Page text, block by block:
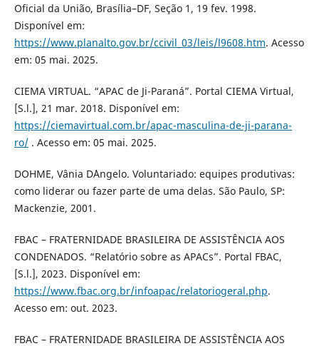
Oficial da União, Brasília–DF, Seção 1, 19 fev. 1998.
Disponível em:
https://www.planalto.gov.br/ccivil_03/leis/l9608.htm. Acesso
em: 05 mai. 2025.
CIEMA VIRTUAL. “APAC de Ji-Paraná”. Portal CIEMA Virtual,
[S.l.], 21 mar. 2018. Disponível em:
https://ciemavirtual.com.br/apac-masculina-de-ji-parana-
ro/. Acesso em: 05 mai. 2025.
DOHME, Vânia D´Angelo. Voluntariado: equipes produtivas:
como liderar ou fazer parte de uma delas. São Paulo, SP:
Mackenzie, 2001.
FBAC – FRATERNIDADE BRASILEIRA DE ASSISTÊNCIA AOS
CONDENADOS. “Relatório sobre as APACs”. Portal FBAC,
[S.l.], 2023. Disponível em:
https://www.fbac.org.br/infoapac/relatoriogeral.php.
Acesso em: out. 2023.
FBAC – FRATERNIDADE BRASILEIRA DE ASSISTÊNCIA AOS